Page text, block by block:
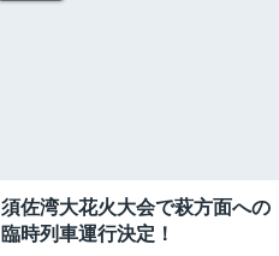
須佐湾大花火大会で萩方面への
臨時列車運行決定！